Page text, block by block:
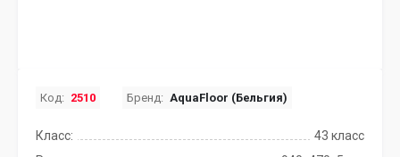
Код: 2510 Бренд: AquaFloor (Бельгия)
Класс:
43 класс